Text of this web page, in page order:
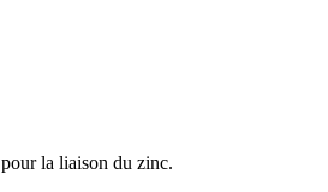
la liaison du zinc.